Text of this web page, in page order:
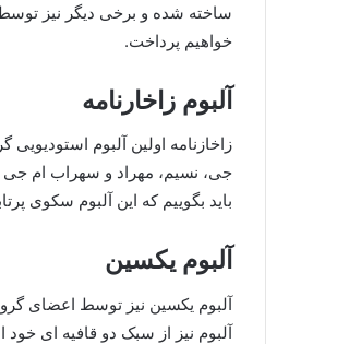
ساخته شده و برخی دیگر نیز توسط
خواهیم پرداخت.
آلبوم زاخارنامه
جی، نسیم، مهراد و سهراب ام جی
باید بگوییم که این آلبوم سکوی
آلبوم یکسین
آلبوم نیز از سبک دو قافیه ای